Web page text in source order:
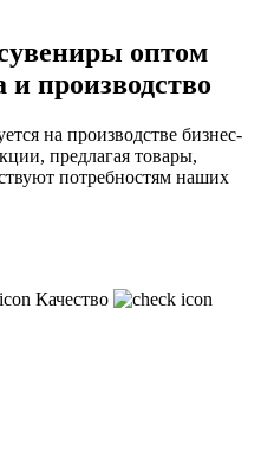
оптом
и производство
на производстве бизнес-
предлагая товары,
потребностям наших
Качество